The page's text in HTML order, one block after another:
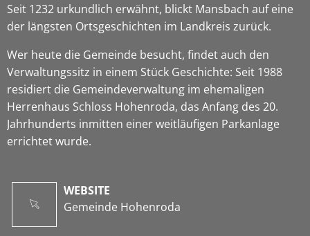
Seit 1232 urkundlich erwähnt, blickt Mansbach auf eine
der längsten Ortsgeschichten im Landkreis zurück.
Wer heute die Gemeinde besucht, findet auch den
Verwaltungssitz in einem Stück Geschichte: Seit 1988
residiert die Gemeindeverwaltung im ehemaligen
Herrenhaus Schloss Hohenroda, das Anfang des 20.
Jahrhunderts inmitten einer weitläufigen Parkanlage
errichtet wurde.
WEBSITE
Gemeinde Hohenroda